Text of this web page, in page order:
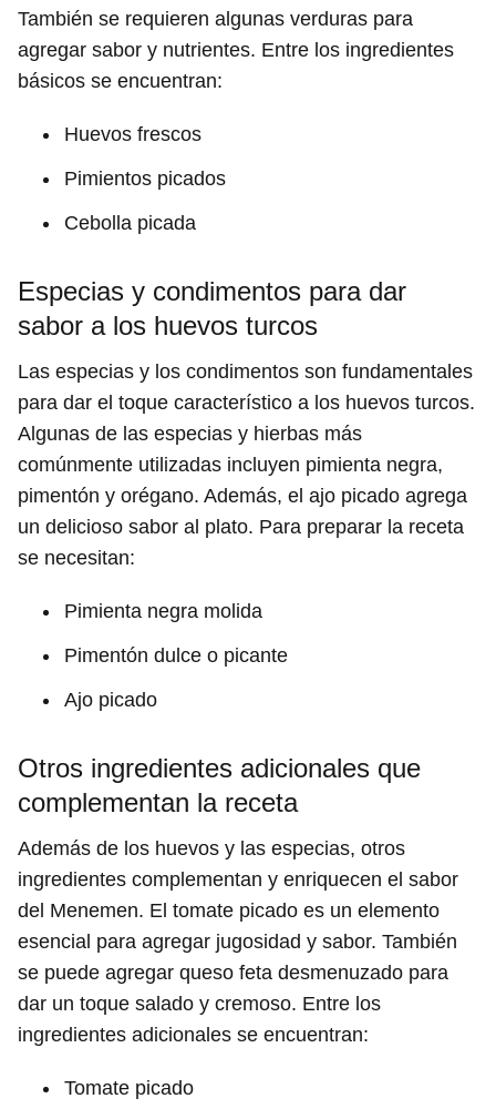
También se requieren algunas verduras para
agregar sabor y nutrientes. Entre los ingredientes
básicos se encuentran:
Huevos frescos
Pimientos picados
Cebolla picada
Especias y condimentos para dar
sabor a los huevos turcos
Las especias y los condimentos son fundamentales
para dar el toque característico a los huevos turcos.
Algunas de las especias y hierbas más
comúnmente utilizadas incluyen pimienta negra,
pimentón y orégano. Además, el ajo picado agrega
un delicioso sabor al plato. Para preparar la receta
se necesitan:
Pimienta negra molida
Pimentón dulce o picante
Ajo picado
Otros ingredientes adicionales que
complementan la receta
Además de los huevos y las especias, otros
ingredientes complementan y enriquecen el sabor
del Menemen. El tomate picado es un elemento
esencial para agregar jugosidad y sabor. También
se puede agregar queso feta desmenuzado para
dar un toque salado y cremoso. Entre los
ingredientes adicionales se encuentran:
Tomate picado